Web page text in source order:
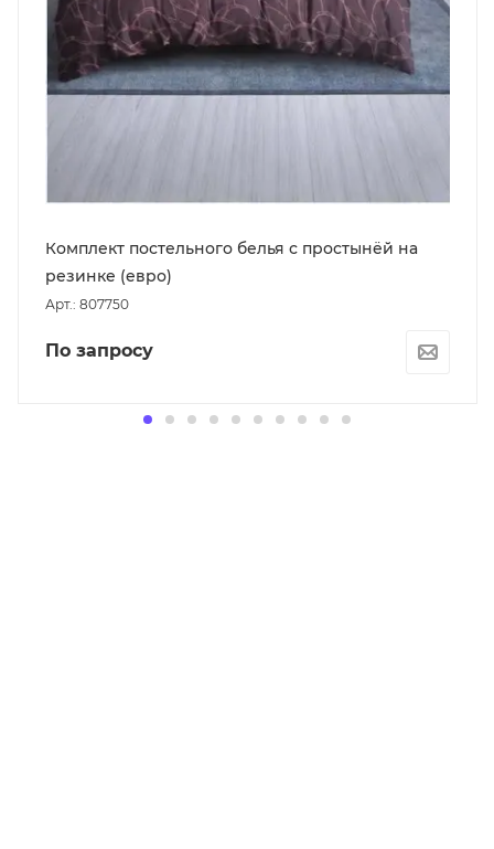
Комплект постельного белья с простынёй на
резинке (евро)
Арт.: 807750
По запросу